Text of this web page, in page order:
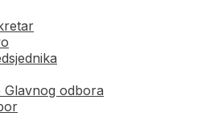
Glavnog odbora